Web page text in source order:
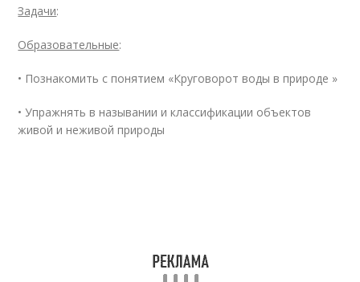
Задачи:
Образовательные:
• Познакомить с понятием «Круговорот воды в природе »
• Упражнять в назывании и классификации объектов
живой и неживой природы